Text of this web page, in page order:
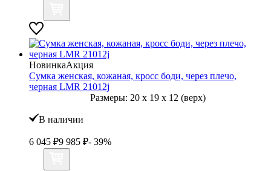
НовинкаАкция
Сумка женская, кожаная, кросс боди, через плечо,
черная LMR 21012j
Размеры: 20 x 19 x 12 (верх)
В наличии
6 045 ₽9 985 ₽- 39%